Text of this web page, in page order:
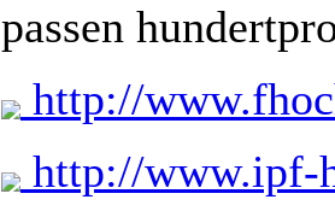
passen
http://
http://www.ipf-